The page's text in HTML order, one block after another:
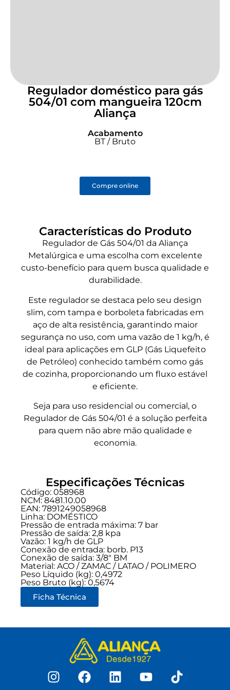
Regulador doméstico para gás
504/01 com mangueira 120cm
Aliança
Acabamento
BT / Bruto
Compre online
Características do Produto
Regulador de Gás 504/01 da Aliança
Metalúrgica e uma escolha com excelente
custo-benefício para quem busca qualidade e
durabilidade.
Este regulador se destaca pelo seu design
slim, com tampa e borboleta fabricadas em
aço de alta resistência, garantindo maior
segurança no uso, com uma vazão de 1 kg/h, é
ideal para aplicações em GLP (Gás Liquefeito
de Petróleo) conhecido também como gás
de cozinha, proporcionando um fluxo estável
e eficiente.
Seja para uso residencial ou comercial, o
Regulador de Gás 504/01 é a solução perfeita
para quem não abre mão qualidade e
economia.
Especificações Técnicas
Código: 058968
NCM: 8481.10.00
EAN: 7891249058968
Linha: DOMÉSTICO
Pressão de entrada máxima: 7 bar
Pressão de saída: 2,8 kpa
Vazão: 1 kg/h de GLP
Conexão de entrada: borb. P13
Conexão de saída: 3/8" BM
Material: ACO / ZAMAC / LATAO / POLIMERO
Peso Líquido (kg): 0,4972
Peso Bruto (kg): 0,5674
Ficha Técnica